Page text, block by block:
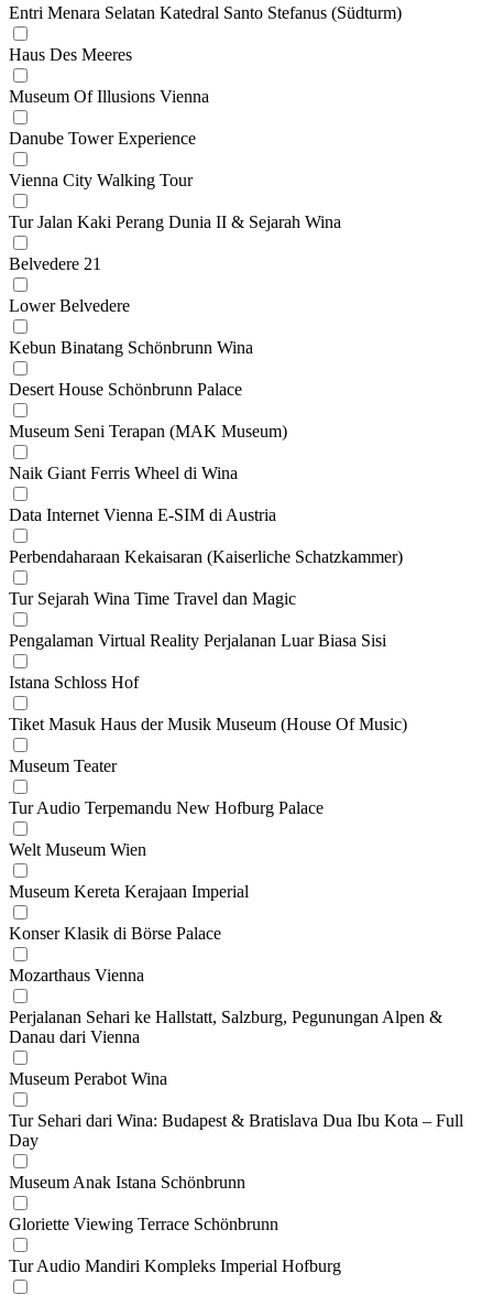
Entri Menara Selatan Katedral Santo Stefanus (Südturm)
Haus Des Meeres
Museum Of Illusions Vienna
Danube Tower Experience
Vienna City Walking Tour
Tur Jalan Kaki Perang Dunia II & Sejarah Wina
Belvedere 21
Lower Belvedere
Kebun Binatang Schönbrunn Wina
Desert House Schönbrunn Palace
Museum Seni Terapan (MAK Museum)
Naik Giant Ferris Wheel di Wina
Data Internet Vienna E-SIM di Austria
Perbendaharaan Kekaisaran (Kaiserliche Schatzkammer)
Tur Sejarah Wina Time Travel dan Magic
Pengalaman Virtual Reality Perjalanan Luar Biasa Sisi
Istana Schloss Hof
Tiket Masuk Haus der Musik Museum (House Of Music)
Museum Teater
Tur Audio Terpemandu New Hofburg Palace
Welt Museum Wien
Museum Kereta Kerajaan Imperial
Konser Klasik di Börse Palace
Mozarthaus Vienna
Perjalanan Sehari ke Hallstatt, Salzburg, Pegunungan Alpen &
Danau dari Vienna
Museum Perabot Wina
Tur Sehari dari Wina: Budapest & Bratislava Dua Ibu Kota – Full
Day
Museum Anak Istana Schönbrunn
Gloriette Viewing Terrace Schönbrunn
Tur Audio Mandiri Kompleks Imperial Hofburg